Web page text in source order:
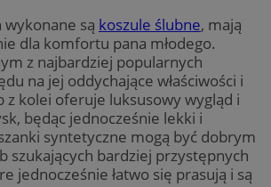
wykonane są koszule ślubne, mają
dla komfortu pana młodego.
z najbardziej popularnych
na jej oddychające właściwości i
z kolei oferuje luksusowy wygląd i
będąc jednocześnie lekki i
syntetyczne mogą być dobrym
szukających bardziej przystępnych
jednocześnie łatwo się prasują i są